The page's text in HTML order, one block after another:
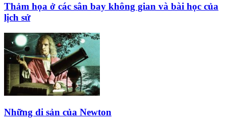
Thảm họa ở các sân bay không gian và bài học của
lịch sử
Những di sản của Newton